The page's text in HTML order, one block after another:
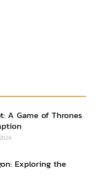
A Game of Thrones
Exploring the